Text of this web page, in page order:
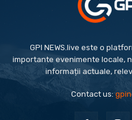
GPI NEWS.live este o
importante evenimente locale,
informații actuale,
Contact us: